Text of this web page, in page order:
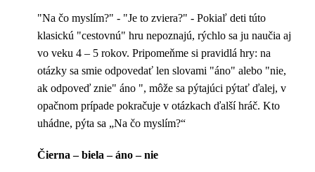
"Na čo myslím?" - "Je to zviera?" - Pokiaľ deti túto
klasickú "cestovnú" hru nepoznajú, rýchlo sa ju naučia aj
vo veku 4 – 5 rokov. Pripomeňme si pravidlá hry: na
otázky sa smie odpovedať len slovami "áno" alebo "nie,
ak odpoveď znie" áno ", môže sa pýtajúci pýtať ďalej, v
opačnom prípade pokračuje v otázkach ďalší hráč. Kto
uhádne, pýta sa „Na čo myslím?“
Čierna – biela – áno – nie